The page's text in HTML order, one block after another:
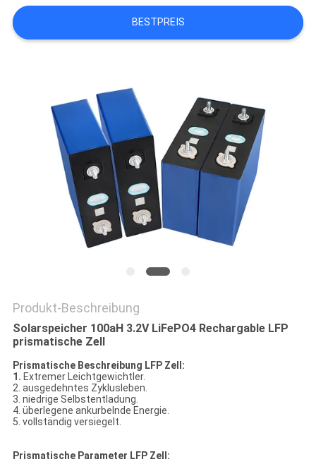
VERBINDUNG
FÄLLE
SITEMAP
PRIVACY
BESTPREIS
Produkt-Beschreibung
Solarspeicher 100aH 3.2V LiFePO4 Rechargable LFP
prismatische Zell
Prismatische Beschreibung LFP Zell:
1. Extremer Leichtgewichtler.
2. ausgedehntes Zyklusleben.
3. niedrige Selbstentladung.
4. überlegene ankurbelnde Energie.
5. vollständig versiegelt.
Prismatische Parameter LFP Zell: